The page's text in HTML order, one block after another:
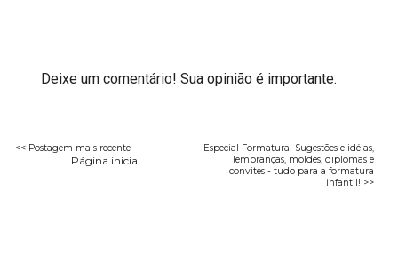
Deixe um comentário! Sua opinião é importante.
<< Postagem mais recente
Especial Formatura! Sugestões e idéias,
lembranças, moldes, diplomas e
convites - tudo para a formatura
infantil! >>
Página inicial